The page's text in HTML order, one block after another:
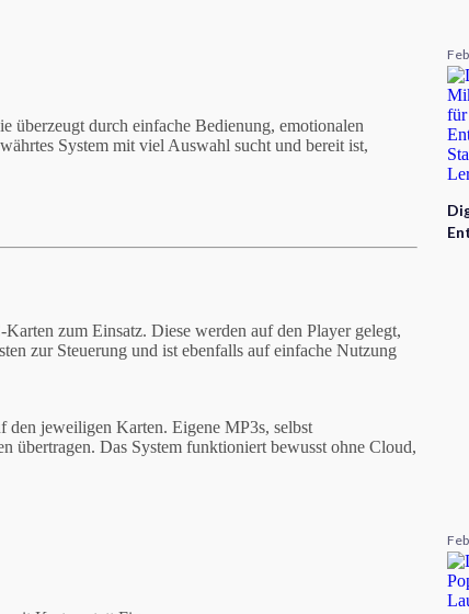
überzeugt durch einfache Bedienung, emotionalen
System mit viel Auswahl sucht und bereit ist,
zum Einsatz. Diese werden auf den Player gelegt,
zur Steuerung und ist ebenfalls auf einfache Nutzung
den jeweiligen Karten. Eigene MP3s, selbst
übertragen. Das System funktioniert bewusst ohne Cloud,